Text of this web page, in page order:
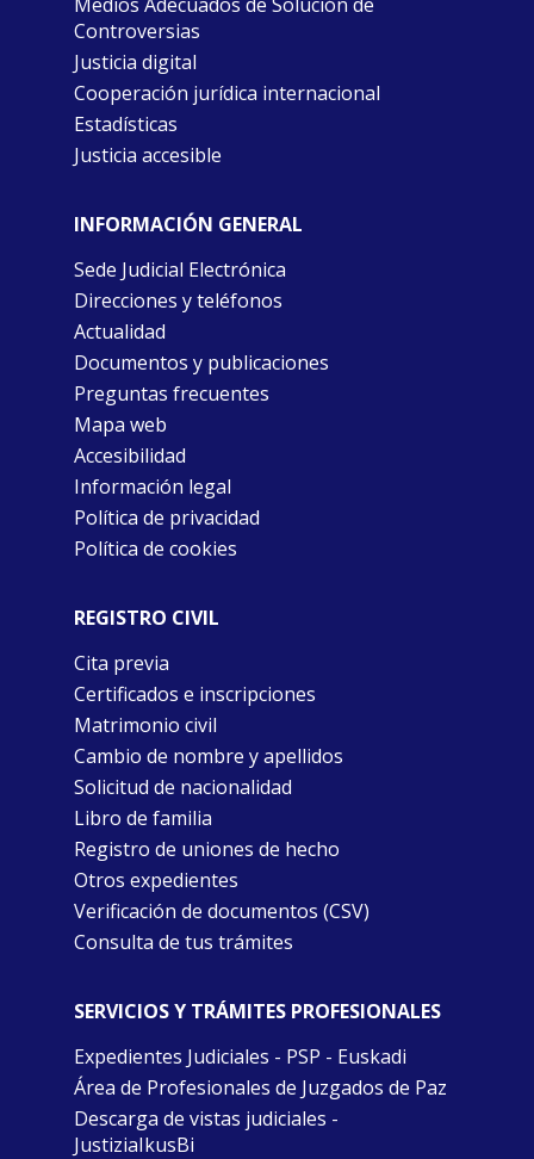
Controversias
Justicia digital
Cooperación jurídica internacional
Estadísticas
Justicia accesible
INFORMACIÓN GENERAL
Sede Judicial Electrónica
Direcciones y teléfonos
Actualidad
Documentos y publicaciones
Preguntas frecuentes
Mapa web
Accesibilidad
Información legal
Política de privacidad
Política de cookies
REGISTRO CIVIL
Cita previa
Certificados e inscripciones
Matrimonio civil
Cambio de nombre y apellidos
Solicitud de nacionalidad
Libro de familia
Registro de uniones de hecho
Otros expedientes
Verificación de documentos (CSV)
Consulta de tus trámites
SERVICIOS Y TRÁMITES PROFESIONALES
Expedientes Judiciales - PSP - Euskadi
Área de Profesionales de Juzgados de Paz
Descarga de vistas judiciales -
JustiziaIkusBi